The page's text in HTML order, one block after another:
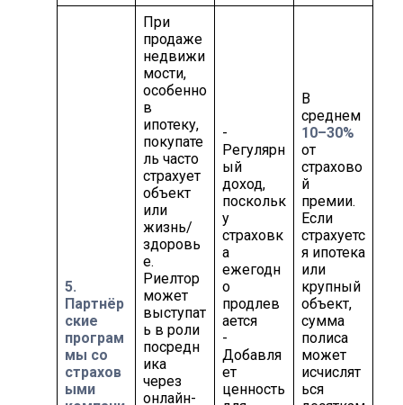
5.
Партнёр
ские
програм
мы со
страхов
ыми
При
продаже
недвижи
мости,
особенно
в
ипотеку,
покупате
ль часто
страхует
объект
или
жизнь/
здоровь
е.
Риелтор
может
выступат
ь в роли
посредн
ика
через
онлайн-
-
Регулярн
ый
доход,
поскольк
у
страховк
а
ежегодн
о
продлев
ается
-
Добавля
ет
ценность
В
среднем
10–30%
от
страхово
й
премии.
Если
страхуетс
я ипотека
или
крупный
объект,
сумма
полиса
может
исчислят
ься